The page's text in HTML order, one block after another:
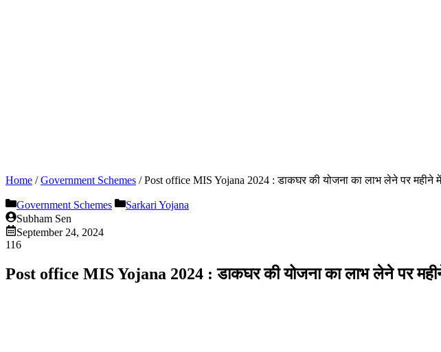
Home /Government Schemes /Post office MIS Yojana 2024 : डाकघर की योजना का लाभ लेने पर महीने
Government Schemes
Sarkari Yojana
Subham Sen
September 24, 2024
116
Post office MIS Yojana 2024 : डाकघर की योजना का लाभ लेने पर